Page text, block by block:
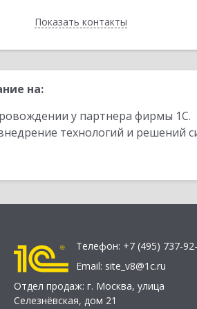
Показать контакты
Назад
на:
у партнера фирмы 1С.
технологий и решений
Телефон: +7 (495) 737-
Email: site_v8@1c.ru
Отдел продаж: г. Москва, улица
Селезнёвская, дом 21